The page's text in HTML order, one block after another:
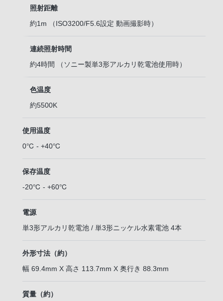
照射距離
約1m （ISO3200/F5.6設定 動画撮影時）
連続照射時間
約4時間 （ソニー製単3形アルカリ乾電池使用時）
色温度
約5500K
使用温度
0℃ - +40℃
保存温度
-20℃ - +60℃
電源
単3形アルカリ乾電池 / 単3形ニッケル水素電池 4本
外形寸法（約）
幅 69.4mm X 高さ 113.7mm X 奥行き 88.3mm
質量（約）